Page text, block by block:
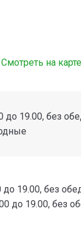
Смотреть на карте
до 19.00, без
до 19.00, без
до 19.00, без